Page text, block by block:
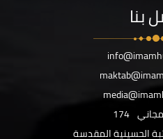
بنا
174
الحسينية المقدسة